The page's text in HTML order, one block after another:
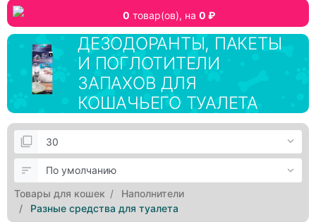
0 товар(ов), на 0 ₽
ДЕЗОДОРАНТЫ, ПАКЕТЫ
И ПОГЛОТИТЕЛИ
ЗАПАХОВ ДЛЯ
КОШАЧЬЕГО ТУАЛЕТА
Товары для кошек
Наполнители
Разные средства для туалета